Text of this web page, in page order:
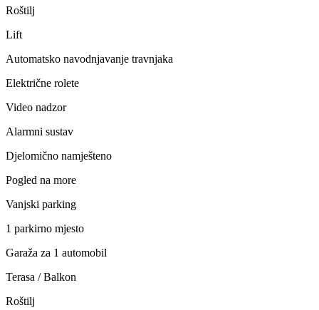
Roštilj
Lift
Automatsko navodnjavanje travnjaka
Električne rolete
Video nadzor
Alarmni sustav
Djelomično namješteno
Pogled na more
Vanjski parking
1 parkirno mjesto
Garaža za 1 automobil
Terasa / Balkon
Roštilj